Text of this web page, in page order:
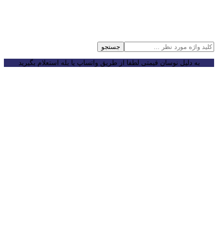
جستجو
به دلیل نوسان قیمتی لطفا از طریق واتساپ یا بله استعلام بگیرید